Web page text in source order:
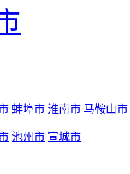
蚌埠市 淮南市 马鞍山市
池州市 宣城市